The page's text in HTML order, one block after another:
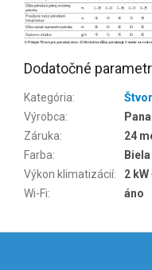
Dodatočné
Kategória:
Výrobca:
Záruka:
24
Farba:
Biela
Výkon klimatizácií:
2 kW
Wi-Fi: áno